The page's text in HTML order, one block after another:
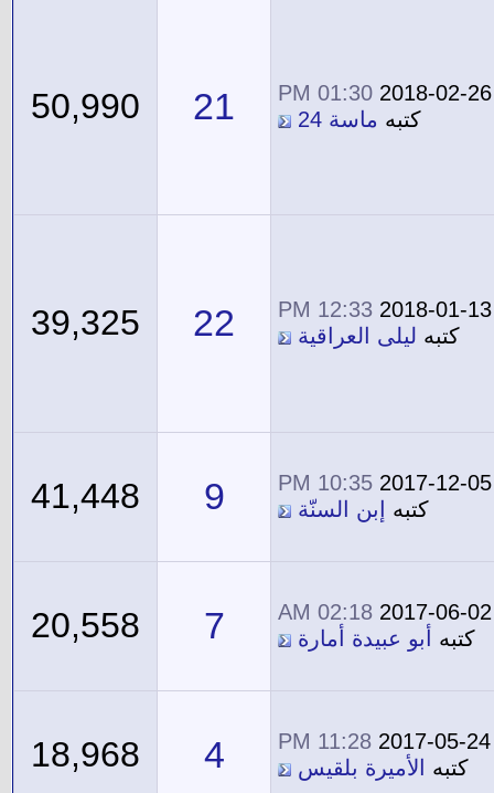
2018-02-26
01:30 PM
كتبه ماسة 24 21
50,990
2018-01-13
12:33 PM
كتبه ليلى العراقية 22
39,325
2017-12-05
10:35 PM
كتبه
إبن السنّة 9
41,448
2017-06-02
02:18 AM
كتبه
أبو عبيدة أمارة 7
20,558
2017-05-24
11:28 PM
كتبه
الأميرة بلقيس 4
18,968